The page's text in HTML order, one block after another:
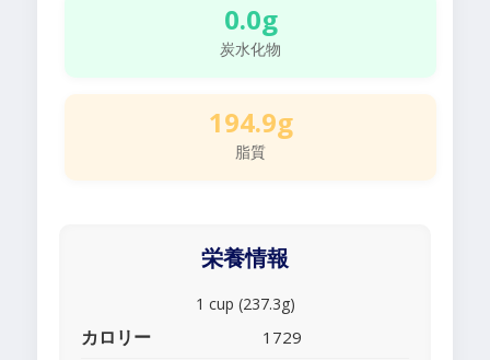
0.0g
炭水化物
194.9g
脂質
栄養情報
1 cup (237.3g)
カロリー 1729